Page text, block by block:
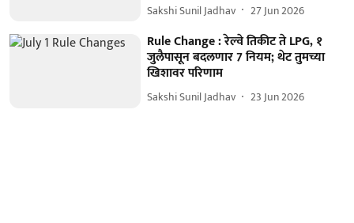
Sakshi Sunil Jadhav 27 Jun 2026
Rule Change : रेल्वे तिकीट ते LPG, १
जुलैपासून बदलणार 7 नियम; थेट तुमच्या
खिशावर परिणाम
Sakshi Sunil Jadhav 23 Jun 2026